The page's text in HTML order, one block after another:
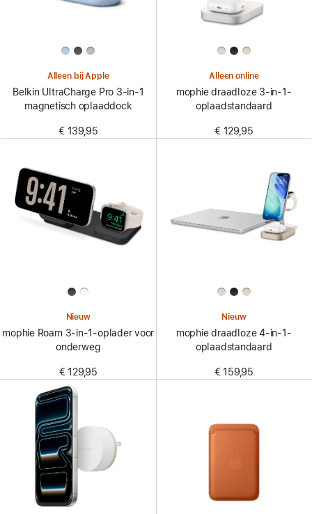
Alleen bij Apple
Belkin UltraCharge Pro 3-in-1
magnetisch oplaaddock
€ 139,95
Alleen online
mophie draadloze 3-in-1-
oplaadstandaard
€ 129,95
Nieuw
mophie Roam 3-in-1-oplader voor
onderweg
€ 129,95
Nieuw
mophie draadloze 4-in-1-
oplaadstandaard
€ 159,95